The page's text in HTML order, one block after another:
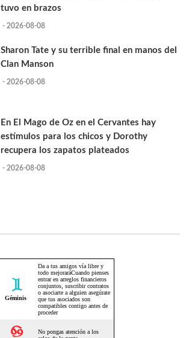
tuvo en brazos
- 2026-08-08
Sharon Tate y su terrible final en manos del
Clan Manson
- 2026-08-08
En El Mago de Oz en el Cervantes hay
estímulos para los chicos y Dorothy
recupera los zapatos plateados
- 2026-08-08